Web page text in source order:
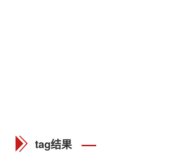
tag结果